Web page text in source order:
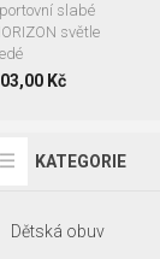
slabé
světle
Kč
KATEGORIE
Dětská obuv